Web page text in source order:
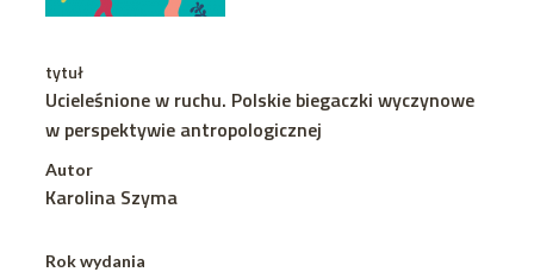
tytuł
Ucieleśnione w ruchu. Polskie biegaczki wyczynowe
w perspektywie antropologicznej
Autor
Karolina Szyma
Rok wydania